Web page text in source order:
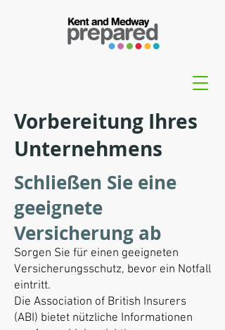
Vorbereitung Ihres
Unternehmens
Schließen Sie eine
geeignete
Versicherung ab
Sorgen Sie für einen geeigneten
Versicherungsschutz, bevor ein Notfall
eintritt.
Die Association of British Insurers
(ABI) bietet nützliche Informationen